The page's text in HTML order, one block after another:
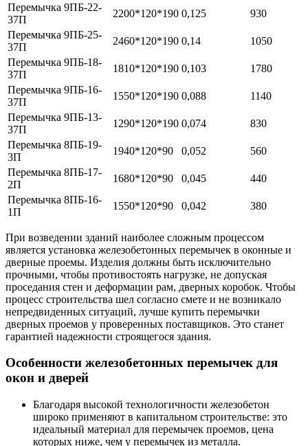
Перемычка 9ПБ-22-
37П
2200*120*190 0,125
930
Перемычка 9ПБ-25-
37П
2460*120*190 0,14
1050
Перемычка 9ПБ-18-
37П
1810*120*190 0,103
1780
Перемычка 9ПБ-16-
37П
1550*120*190 0,088
1140
Перемычка 9ПБ-13-
37П
1290*120*190 0,074
830
Перемычка 8ПБ-19-
3П
1940*120*90 0,052
560
Перемычка 8ПБ-17-
2П
1680*120*90 0,045
440
Перемычка 8ПБ-16-
1П
1550*120*90 0,042 380
При возведении зданий наиболее сложным процессом
является установка железобетонных перемычек в оконные и
дверные проемы. Изделия должны быть исключительно
прочными, чтобы противостоять нагрузке, не допуская
проседания стен и деформации рам, дверных коробок. Чтобы
процесс строительства шел согласно смете и не возникало
непредвиденных ситуаций, лучше купить перемычки
дверных проемов у проверенных поставщиков. Это станет
гарантией надежности строящегося здания.
Особенности железобетонных перемычек для
окон и дверей
Благодаря высокой технологичности железобетон
широко применяют в капитальном строительстве: это
идеальный материал для перемычек проемов, цена
которых ниже, чем у перемычек из металла.